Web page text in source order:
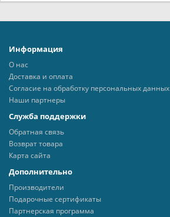
Информация
О нас
Доставка и оплата
Согласие на обработку персональных данных
Наши партнеры
Служба поддержки
Обратная связь
Возврат товара
Карта сайта
Дополнительно
Производители
Подарочные сертификаты
Партнерская программа